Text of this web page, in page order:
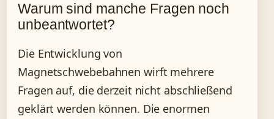
Warum sind manche Fragen noch
unbeantwortet?
Die Entwicklung von
Magnetschwebebahnen wirft mehrere
Fragen auf, die derzeit nicht abschließend
geklärt werden können. Die enormen